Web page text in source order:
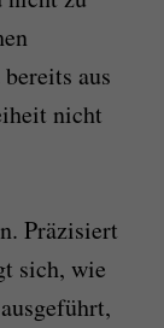
aus
nicht
Präzisiert
sich, wie